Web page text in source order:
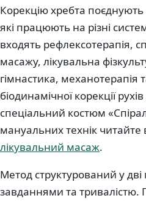
Корекцію хребта
які працюють на різні
входять рефлексотерапія,
масажу, лікувальна
гімнастика, механотерапія
біодинамічної корекції
спеціальний костюм
мануальних технік читайте
лікувальний масаж.
Метод структурований у дві
завданнями та